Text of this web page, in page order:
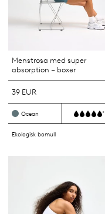
Menstrosa med super
absorption – boxer
39 EUR
Ocean +
Ekologisk bomull